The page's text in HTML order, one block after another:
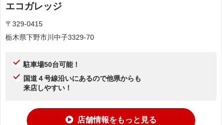
エコガレッジ
〒329-0415
栃木県下野市川中子3329-70
駐車場50台可能！
国道４号線沿いにあるので他県からも
来店しやすい！
店舗情報をもっと見る